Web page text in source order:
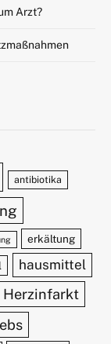
Arzt?
antibiotika
erkältung
hausmittel
Herzinfarkt